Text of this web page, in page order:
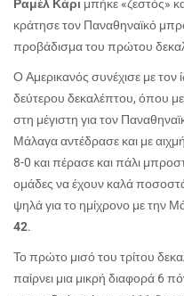
Ραμέλ Κάρι μπήκε «ζεστός»
κράτησε τον Παναθηναϊκό
προβάδισμα του πρώτου
Ο Αμερικανός συνέχισε με τον
δεύτερου δεκαλέπτου, όπου
στη μέγιστη για τον
Μάλαγα αντέδρασε και με
8-0 και πέρασε και πάλι
ομάδες να έχουν καλά
ψηλά για το ημίχρονο με την
42.
Το πρώτο μισό του τρίτου
παίρνει μια μικρή διαφορά 6